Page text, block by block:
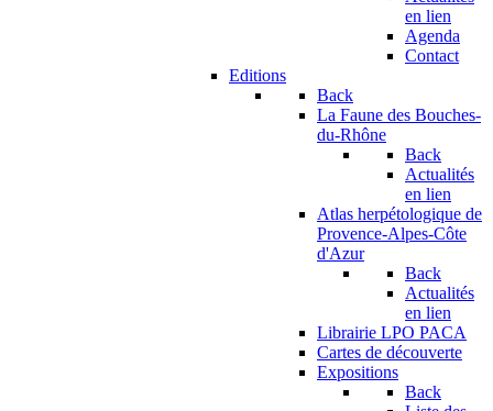
en lien
Agenda
Contact
Editions
Back
La Faune des Bouches-
du-Rhône
Back
Actualités
en lien
Atlas herpétologique de
Provence-Alpes-Côte
d'Azur
Back
Actualités
en lien
Librairie LPO PACA
Cartes de découverte
Expositions
Back